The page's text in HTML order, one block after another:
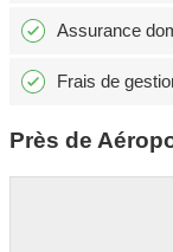
Assurance
Frais de
Près de